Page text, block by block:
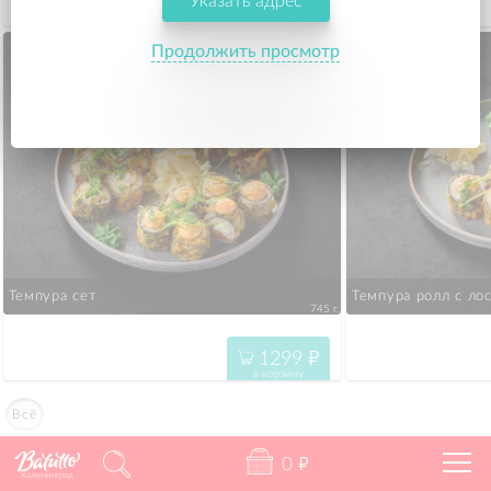
Всё
30
Темпура сет
745 г.
1299 "
в корзину
Темпура ролл с
Калининград
0 "
Продолжить просмотр